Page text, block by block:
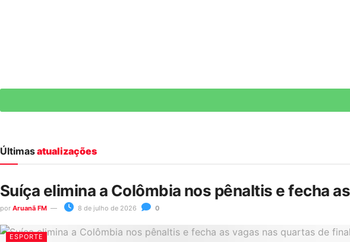
Últimasatualizações
Suíça elimina a Colômbia nos pênaltis e fecha
por Aruanã FM 8 de julho de 2026 0
ESPORTE